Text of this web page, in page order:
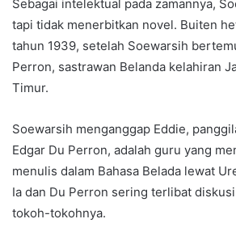
Sebagai intelektual pada zamannya,
tapi tidak menerbitkan novel. Buiten
tahun 1939, setelah Soewarsih
Perron, sastrawan Belanda kelahiran
Timur.
Soewarsih menganggap Eddie,
Edgar Du Perron, adalah guru yang
menulis dalam Bahasa Belada lewat
Ia dan Du Perron sering terlibat
tokoh-tokohnya.